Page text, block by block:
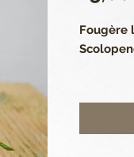
Fougère
Hauteur
cm. Pot